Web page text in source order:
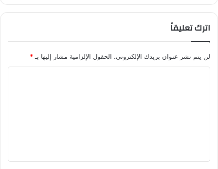
اترك تعليقاً
لن يتم نشر عنوان بريدك الإلكتروني. الحقول الإلزامية مشار إليها بـ *
ق